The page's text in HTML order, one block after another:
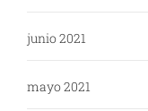
junio 2021
mayo 2021